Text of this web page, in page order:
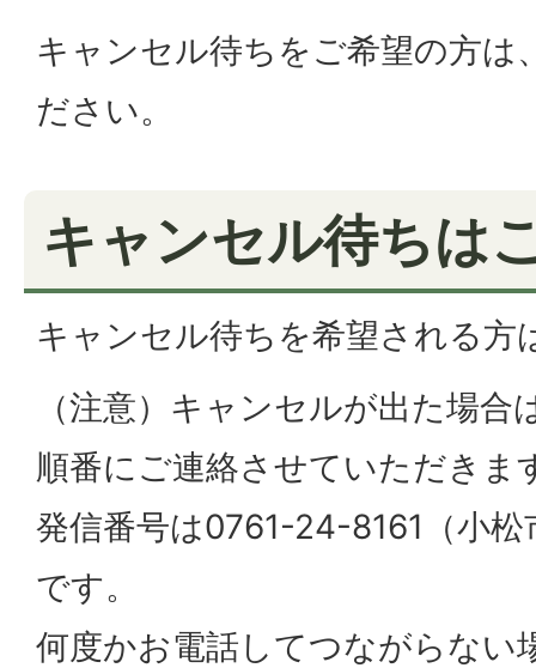
キャンセル待ちをご希望の方は
ださい。
キャンセル待ちは
キャンセル待ちを希望される方
（注意）キャンセルが出た場
順番にご連絡させていただきま
発信番号は0761-24-8161（小
です。
何度かお電話してつながらない